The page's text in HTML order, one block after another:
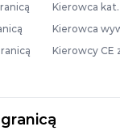
Kierowca
Kierowca
Kierowcy CE